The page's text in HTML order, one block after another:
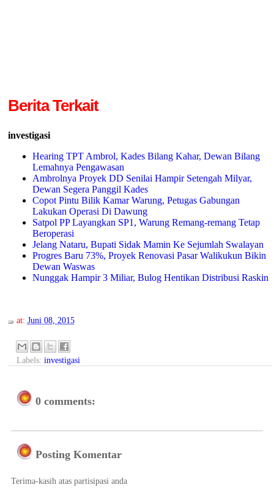
Berita Terkait
investigasi
Hearing TPT Ambrol, Kades Bilang Kahar, Dewan Bilang
Lemahnya Pengawasan
Ambrolnya Proyek DD Senilai Hampir Setengah Milyar,
Dewan Segera Panggil Kades
Copot Pintu Bilik Kamar Warung, Petugas Gabungan
Lakukan Operasi Di Dawung
Satpol PP Layangkan SP1, Warung Remang-remang Tetap
Beroperasi
Jelang Nataru, Bupati Sidak Mamin Ke Sejumlah Swalayan
Progres Baru 73%, Proyek Renovasi Pasar Walikukun Bikin
Dewan Waswas
Nunggak Hampir 3 Miliar, Bulog Hentikan Distribusi Raskin
at: Juni 08, 2015
Labels: investigasi
0 comments:
Posting Komentar
Terima-kasih atas partisipasi anda